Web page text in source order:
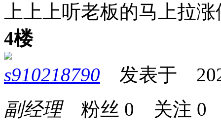
上上上听老板的马上拉
4楼
s910218790 发表于
副经理粉丝 0 关注 0